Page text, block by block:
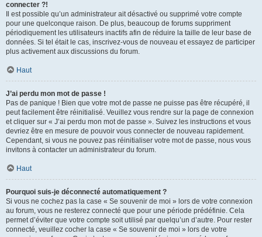
connecter ?!
Il est possible qu’un administrateur ait désactivé ou supprimé votre compte
pour une quelconque raison. De plus, beaucoup de forums suppriment
périodiquement les utilisateurs inactifs afin de réduire la taille de leur base de
données. Si tel était le cas, inscrivez-vous de nouveau et essayez de participer
plus activement aux discussions du forum.
Haut
J’ai perdu mon mot de passe !
Pas de panique ! Bien que votre mot de passe ne puisse pas être récupéré, il
peut facilement être réinitialisé. Veuillez vous rendre sur la page de connexion
et cliquer sur « J’ai perdu mon mot de passe ». Suivez les instructions et vous
devriez être en mesure de pouvoir vous connecter de nouveau rapidement.
Cependant, si vous ne pouvez pas réinitialiser votre mot de passe, nous vous
invitons à contacter un administrateur du forum.
Haut
Pourquoi suis-je déconnecté automatiquement ?
Si vous ne cochez pas la case « Se souvenir de moi » lors de votre connexion
au forum, vous ne resterez connecté que pour une période prédéfinie. Cela
permet d’éviter que votre compte soit utilisé par quelqu’un d’autre. Pour rester
connecté, veuillez cocher la case « Se souvenir de moi » lors de votre